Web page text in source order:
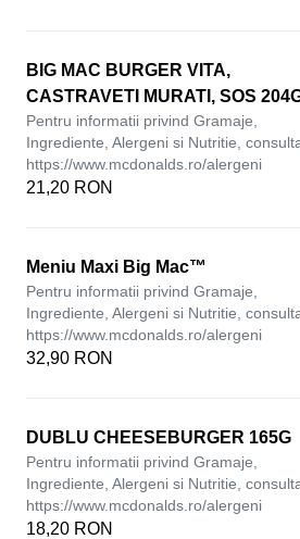
BIG MAC BURGER VITA,
CASTRAVETI MURATI, SOS
Pentru informatii privind Gramaje,
Ingrediente, Alergeni si Nutritie,
https://www.mcdonalds.ro/alergeni
21,20 RON
Meniu Maxi Big Mac™
Pentru informatii privind Gramaje,
Ingrediente, Alergeni si Nutritie,
https://www.mcdonalds.ro/alergeni
32,90 RON
DUBLU CHEESEBURGER 165G
Pentru informatii privind Gramaje,
Ingrediente, Alergeni si Nutritie,
https://www.mcdonalds.ro/alergeni
18,20 RON